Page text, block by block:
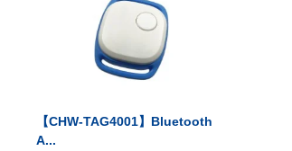
【CHW-TAG4001】Bluetooth
A...